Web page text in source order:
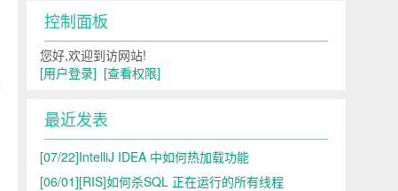
控制面板
您好,欢迎到访网站!
[用户登录] [查看权限]
最近发表
[07/22]IntelliJ IDEA 中如何热加载功能
[06/01][RIS]如何杀SQL 正在运行的所有线程